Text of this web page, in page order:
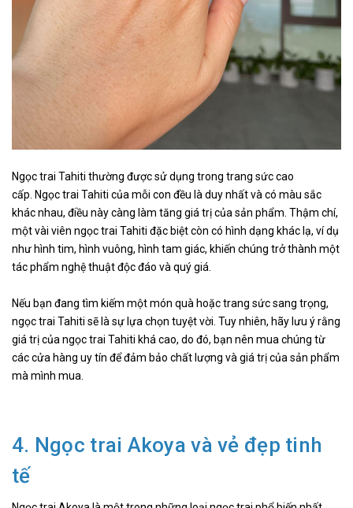
Ngọc trai Tahiti thường được sử dụng trong trang sức cao
cấp. Ngọc trai Tahiti của mỗi con đều là duy nhất và có màu sắc
khác nhau, điều này càng làm tăng giá trị của sản phẩm. Thậm chí,
một vài viên ngọc trai Tahiti đặc biệt còn có hình dạng khác lạ, ví dụ
như hình tim, hình vuông, hình tam giác, khiến chúng trở thành một
tác phẩm nghệ thuật độc đáo và quý giá.
Nếu bạn đang tìm kiếm một món quà hoặc trang sức sang trọng,
ngọc trai Tahiti sẽ là sự lựa chọn tuyệt vời. Tuy nhiên, hãy lưu ý rằng
giá trị của ngọc trai Tahiti khá cao, do đó, bạn nên mua chúng từ
các cửa hàng uy tín để đảm bảo chất lượng và giá trị của sản phẩm
mà mình mua.
4. Ngọc trai Akoya và vẻ đẹp tinh
tế